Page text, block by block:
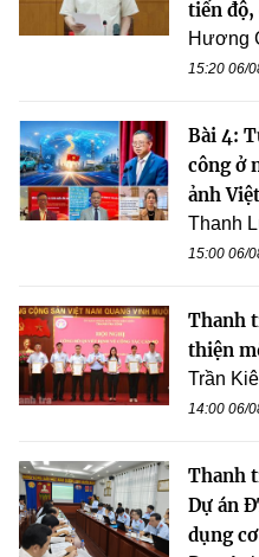
tiến độ,
Hương
15:20 06/
Bài 4:
công ở
ảnh
Thanh
15:00 06/
Thanh
thiện
Trần
14:00 06/
Thanh
Dự án
dụng